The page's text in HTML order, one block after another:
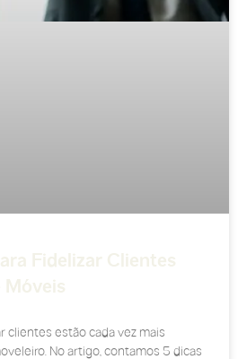
Fidelizar Clientes
Móveis
clientes estão cada vez mais
No artigo, contamos 5 dicas